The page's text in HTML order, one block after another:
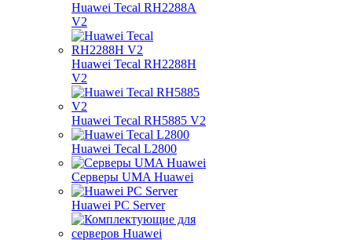
Huawei Tecal RH2288A
V2
Huawei Tecal RH2288H
V2
Huawei Tecal RH5885 V2
Huawei Tecal L2800
Серверы UMA Huawei
Huawei PC Server